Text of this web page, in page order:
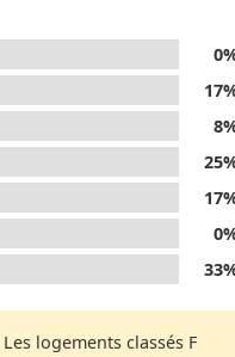
Les logements classés F